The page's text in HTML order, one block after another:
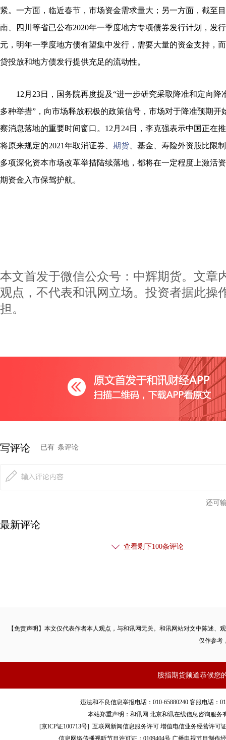
紧。一方面，临近春节，市场资金需求量大；另一方面，截至
南、四川等省已公布2020年一季度地方专项债券发行计划，发
元，明年一季度地方债有望集中发行，需要大量的资金支持，
贷投放和地方债发行提供充足的流动性。
12月23日，国务院再度提及“进一步研究采取降准和定向降
多种举措”，向市场释放积极的政策信号，市场对于降准预期开
察消息落地的重要时间窗口。12月24日，李克强表示中国正在
将原来规定的2021年取消证券、 期货 、基金、寿险外资股比限
多项深化资本市场改革举措陆续落地，都将在一定程度上激活
期资金入市保驾护航。
本文首发于微信公众号：中辉期货。文章
观点，不代表和讯网立场。投资者据此操
担。
写评论 已有 条评论
还可
最新评论
查看剩下100条评论
【免责声明】本文仅代表作者本人观点，与和讯网无关。和讯网站对文中陈述
仅作参考
股指期货频道恭候您
违法和不良信息举报电话：010-65880240 客服电话：
本站郑重声明：和讯网 北京和讯在线信息咨询服
[京ICP证100713号]互联网新闻信息服务许可 增值电信业务经营许可
信息网络传播视听节目许可证：0109404号 广播电视节目制作